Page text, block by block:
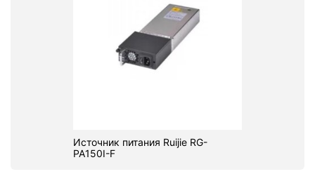
Источник питания Ruijie RG-
PA150I-F